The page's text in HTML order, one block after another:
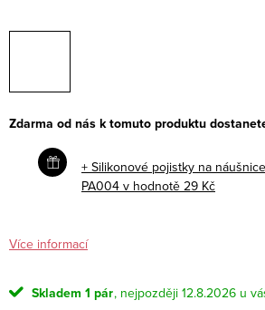
Zdarma od nás k tomuto produktu
+ Silikonové pojistky na
PA004 v hodnotě 29 Kč
Více informací
Skladem 1 pár
12.8.2026